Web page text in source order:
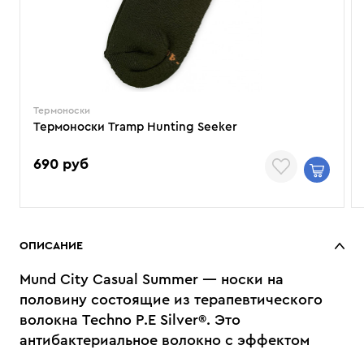
Термоноски
Термоноски Tramp Hunting Seeker
690 руб
ОПИСАНИЕ
Mund City Casual Summer — носки на
половину состоящие из терапевтического
волокна Techno P.E Silver®. Это
антибактериальное волокно с эффектом